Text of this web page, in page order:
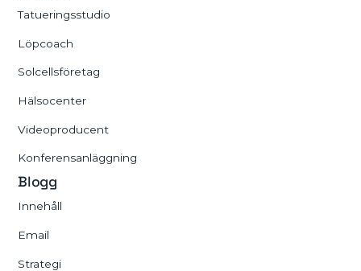
Tatueringsstudio
Löpcoach
Solcellsföretag
Hälsocenter
Videoproducent
Konferensanläggning
Blogg
Innehåll
Email
Strategi